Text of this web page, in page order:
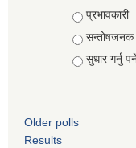
Choices
प्रभावकारी
सन्तोषजनक
सुधार गर्नु
Older polls
Results